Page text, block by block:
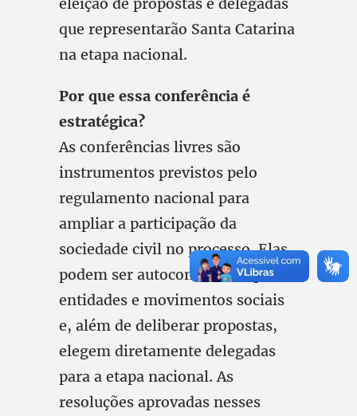
que representarão Santa Catarina
na etapa nacional.
Por que essa conferência é
estratégica?
As conferências livres são
instrumentos previstos pelo
regulamento nacional para
ampliar a participação da
sociedade civil no processo. Elas
podem ser autoconvocadas por
entidades e movimentos sociais
e, além de deliberar propostas,
elegem diretamente delegadas
para a etapa nacional. As
resoluções aprovadas nesses